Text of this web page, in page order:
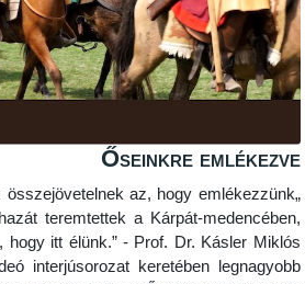
Őseinkre
az összejövetelnek az, hogy
akik hazát teremtettek a Kárpát-
hogy itt élünk.” - Prof. Dr. Kásler
videó interjúsorozat keretében